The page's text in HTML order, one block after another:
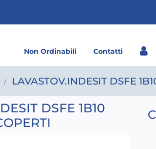
Non Ordinabili Contatti
LAVASTOV.INDESIT DSFE
DSFE 1B10